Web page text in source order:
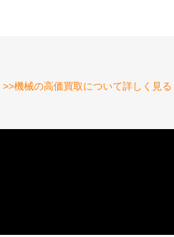
>>機械の高価買取について詳しく見る